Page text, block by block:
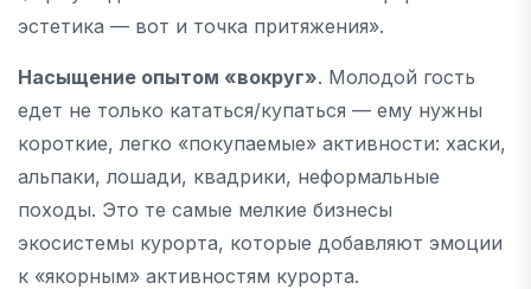
эстетика — вот и точка притяжения».
Насыщение опытом «вокруг». Молодой гость
едет не только кататься/купаться — ему нужны
короткие, легко «покупаемые» активности: хаски,
альпаки, лошади, квадрики, неформальные
походы. Это те самые мелкие бизнесы
экосистемы курорта, которые добавляют эмоции
к «якорным» активностям курорта.